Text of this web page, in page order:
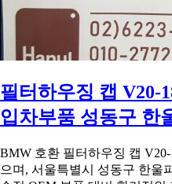
필터하우징 캡 V20-
입차부품 성동구 한
BMW 호환 필터하우징 캡
으며, 서울특별시 성동구 한울